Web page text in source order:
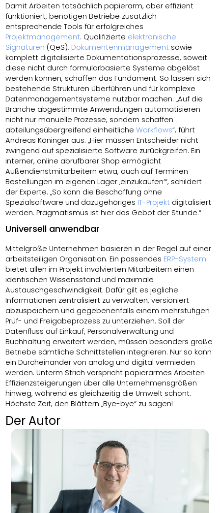
Damit Arbeiten tatsächlich papierarm, aber effizient
funktioniert, benötigen Betriebe zusätzlich
entsprechende Tools für erfolgreiches
Projektmanagement. Qualifizierte elektronische
Signaturen (QeS), Dokumentenmanagement sowie
komplett digitalisierte Dokumentationsprozesse, soweit
diese nicht durch formularbasierte Systeme abgelöst
werden können, schaffen das Fundament. So lassen sich
bestehende Strukturen überführen und für komplexe
Datenmanagementsysteme nutzbar machen. „Auf die
Branche abgestimmte Anwendungen automatisieren
nicht nur manuelle Prozesse, sondern schaffen
abteilungsübergreifend einheitlicheWorkflows“, führt
Andreas Köninger aus. „Hier müssen Entscheider nicht
zwingend auf spezialisierte Software zurückgreifen. Ein
interner, online abrufbarer Shop ermöglicht
Außendienstmitarbeitern etwa, auch auf Terminen
Bestellungen im eigenen Lager ‚einzukaufen‘“, schildert
der Experte. „So kann die Beschaffung ohne
Spezialsoftware und dazugehöriges IT-Projekt digitalisiert
werden. Pragmatismus ist hier das Gebot der Stunde.“
Universell anwendbar
Mittelgroße Unternehmen basieren in der Regel auf einer
arbeitsteiligen Organisation. Ein passendes ERP-System
bietet allen im Projekt involvierten Mitarbeitern einen
identischen Wissensstand und maximale
Austauschgeschwindigkeit. Dafür gilt es jegliche
Informationen zentralisiert zu verwalten, versioniert
abzuspeichern und gegebenenfalls einem mehrstufigen
Prüf- und Freigabeprozess zu unterziehen. Soll der
Datenfluss auf Einkauf, Personalverwaltung und
Buchhaltung erweitert werden, müssen besonders große
Betriebe sämtliche Schnittstellen integrieren. Nur so kann
ein Durcheinander von analog und digital vermieden
werden. Unterm Strich verspricht papierarmes Arbeiten
Effizienzsteigerungen über alle Unternehmensgrößen
hinweg, während es gleichzeitig die Umwelt schont.
Höchste Zeit, den Blättern „Bye-bye“ zu sagen!
Der Autor